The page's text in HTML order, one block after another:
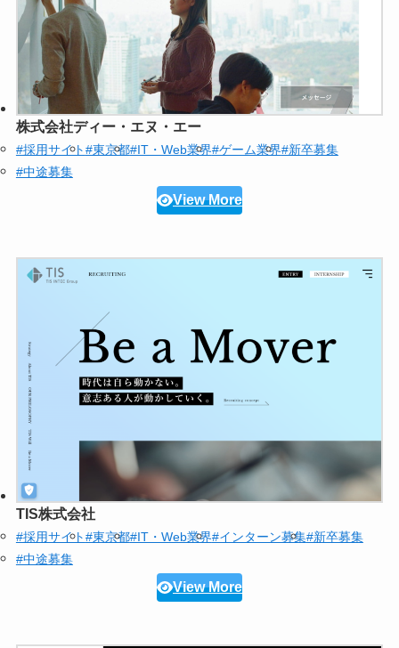
株式会社ディー・エヌ・エー
#採用サイト#東京都#IT・Web業界#ゲーム業界#新卒募集
#中途募集
View More
TIS株式会社
#採用サイト#東京都#IT・Web業界#インターン募集#新卒募集
#中途募集
View More